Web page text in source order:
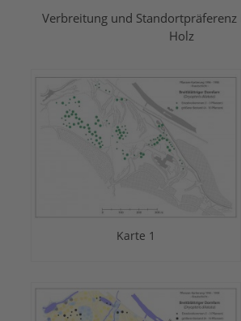
Verbreitung und Standortpräferenz
Holz
Karte 1